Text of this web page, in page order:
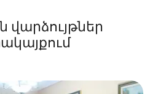
վարձույթներ